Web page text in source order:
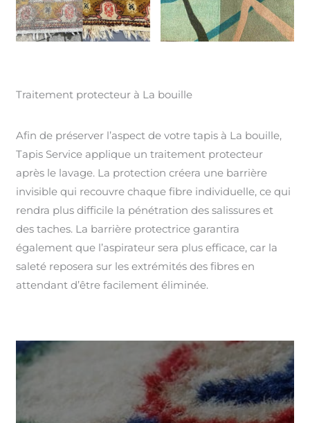
Traitement protecteur à La bouille
Afin de préserver l’aspect de votre tapis à La bouille,
Tapis Service applique un traitement protecteur
après le lavage. La protection créera une barrière
invisible qui recouvre chaque fibre individuelle, ce qui
rendra plus difficile la pénétration des salissures et
des taches. La barrière protectrice garantira
également que l’aspirateur sera plus efficace, car la
saleté reposera sur les extrémités des fibres en
attendant d’être facilement éliminée.